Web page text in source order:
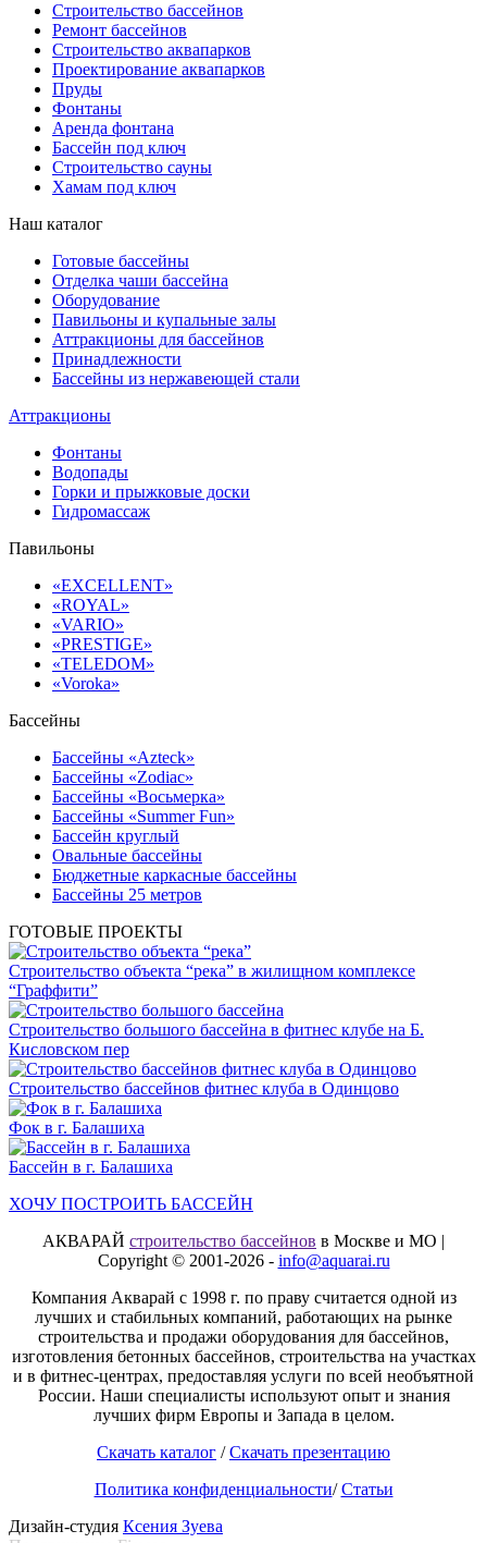
Строительство бассейнов
Ремонт бассейнов
Строительство аквапарков
Проектирование аквапарков
Пруды
Фонтаны
Аренда фонтана
Бассейн под ключ
Строительство сауны
Хамам под ключ
Наш каталог
Готовые бассейны
Отделка чаши бассейна
Оборудование
Павильоны и купальные залы
Аттракционы для бассейнов
Принадлежности
Бассейны из нержавеющей стали
Аттракционы
Фонтаны
Водопады
Горки и прыжковые доски
Гидромассаж
Павильоны
«EXCELLENT»
«ROYAL»
«VARIO»
«PRESTIGE»
«TELEDOM»
«Voroka»
Бассейны
Бассейны «Azteck»
Бассейны «Zodiac»
Бассейны «Восьмерка»
Бассейны «Summer Fun»
Бассейн круглый
Овальные бассейны
Бюджетные каркасные бассейны
Бассейны 25 метров
ГОТОВЫЕ ПРОЕКТЫ
Строительство объекта “река” в жилищном комплексе
“Граффити”
Строительство большого бассейна в фитнес клубе на Б.
Кисловском пер
Строительство бассейнов фитнес клуба в Одинцово
Фок в г. Балашиха
Бассейн в г. Балашиха
ХОЧУ ПОСТРОИТЬ БАССЕЙН
АКВАРАЙ строительство бассейнов в Москве и МО |
Copyright © 2001-2026 - info@aquarai.ru
Компания Акварай с 1998 г. по праву считается одной из
лучших и стабильных компаний, работающих на рынке
строительства и продажи оборудования для бассейнов,
изготовления бетонных бассейнов, строительства на участках
и в фитнес-центрах, предоставляя услуги по всей необъятной
России. Наши специалисты используют опыт и знания
лучших фирм Европы и Запада в целом.
Скачать каталог / Скачать презентацию
Политика конфиденциальности/Статьи
Дизайн-студия Ксения Зуева